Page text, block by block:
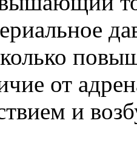
от
и